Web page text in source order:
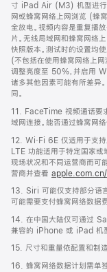
寸 iPad Air (M3) 机型进行
网或蜂窝网络上网浏览 (蜂
全放电。视频内容是重复
片。无线局域网和蜂窝网络
快照版本。测试时的设置均
(不包括在使用蜂窝网络上网
调整亮度至 50%，并启用
诸多其他因素可能有所差异
同。
11. FaceTime 视频通话要
域网连接。能否通过蜂窝网
12. Wi‑Fi 6E 仅适用于支持
LTE 功能适用于特定国家或
现场状况和不同运营商而可
营商并查看
13. Siri 可能仅支持部分语言
可能需要支付蜂窝网络数据费
14. 在中国大陆仅可通过
兼容的 iPhone 或 iPad 机
15. 尺寸和重量依配置和制
16. 蜂窝网络数据计划需单